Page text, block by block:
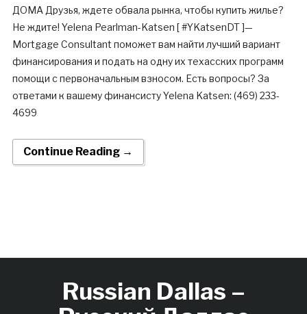
ДОМА Друзья, ждете обвала рынка, чтобы купить жилье?
Не ждите! Yelena Pearlman-Katsen [ #YKatsenDT ]—
Mortgage Consultant поможет вам найти лучший вариант
финансирования и подать на одну их техасских программ
помощи с первоначальным взносом. Есть вопросы? За
ответами к вашему финансисту Yelena Katsen: (469) 233-
4699
Continue Reading →
Russian Dallas –